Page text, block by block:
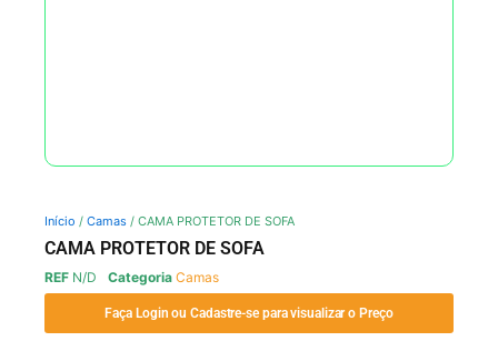
Início / Camas / CAMA PROTETOR DE SOFA
CAMA PROTETOR DE SOFA
REF N/D Categoria Camas
Faça Login ou Cadastre-se para visualizar o Preço